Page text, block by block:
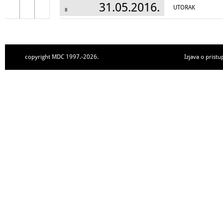
8 31.05.2016. UTORAK
copyright MDC 1997.-2026. Izjava o